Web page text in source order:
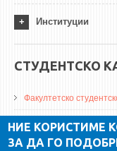
Институции
СТУДЕНТСКО
Факултетско
ДА Винчи магазин
Алумни асоцијација
НИЕ КОРИСТИМЕ
ЗА ДА ГО